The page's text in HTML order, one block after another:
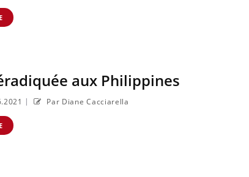
aux Philippines
| Par Diane Cacciarella